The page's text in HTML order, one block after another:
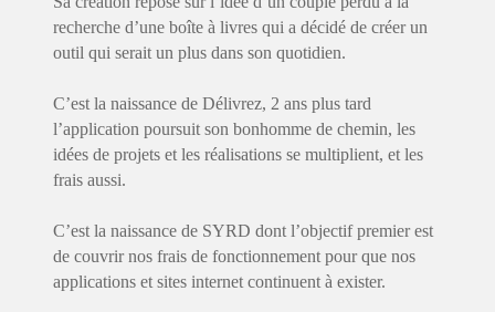
recherche d’une boîte à livres qui a décidé de créer un
outil qui serait un plus dans son quotidien.
C’est la naissance de Délivrez, 2 ans plus tard
l’application poursuit son bonhomme de chemin, les
idées de projets et les réalisations se multiplient, et les
frais aussi.
C’est la naissance de SYRD dont l’objectif premier est
de couvrir nos frais de fonctionnement pour que nos
applications et sites internet continuent à exister.